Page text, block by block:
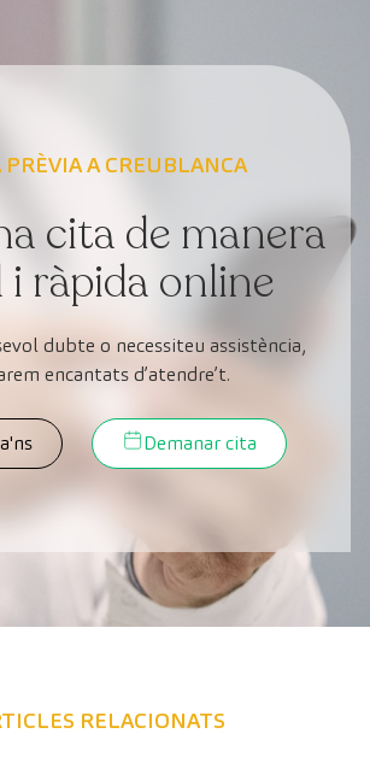
PRÈVIA A CREUBLANCA
cita de manera
ràpida online
dubte o necessiteu assistència,
encantats d’atendre’t.
Demanar cita
RELACIONATS